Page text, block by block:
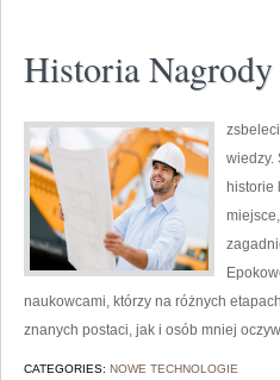
Historia
wiedzy.
historie
naukowcami, którzy na różnych
znanych postaci, jak i osób mniej
CATEGORIES: NOWE TECHNOLOGIE